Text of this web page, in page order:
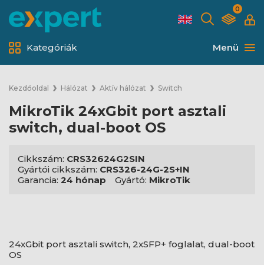
0
Menü
Kategóriák
Kezdőoldal Hálózat Aktív hálózat Switch
MikroTik 24xGbit port asztali
switch, dual-boot OS
Cikkszám: CRS32624G2SIN
Gyártói cikkszám: CRS326-24G-2S+IN
Garancia: 24 hónap Gyártó: MikroTik
24xGbit port asztali switch, 2xSFP+ foglalat, dual-boot
OS